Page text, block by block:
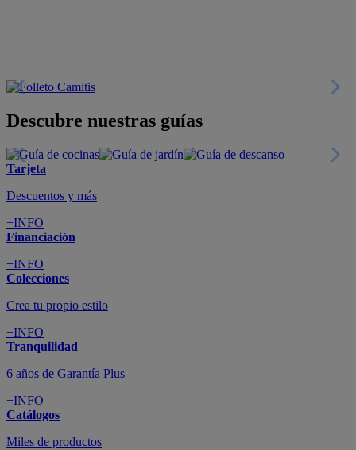
Descubre nuestras guías
Tarjeta
Descuentos y más
+INFO
Financiación
+INFO
Colecciones
Crea tu propio estilo
+INFO
Tranquilidad
6 años de Garantía Plus
+INFO
Catálogos
Miles de productos